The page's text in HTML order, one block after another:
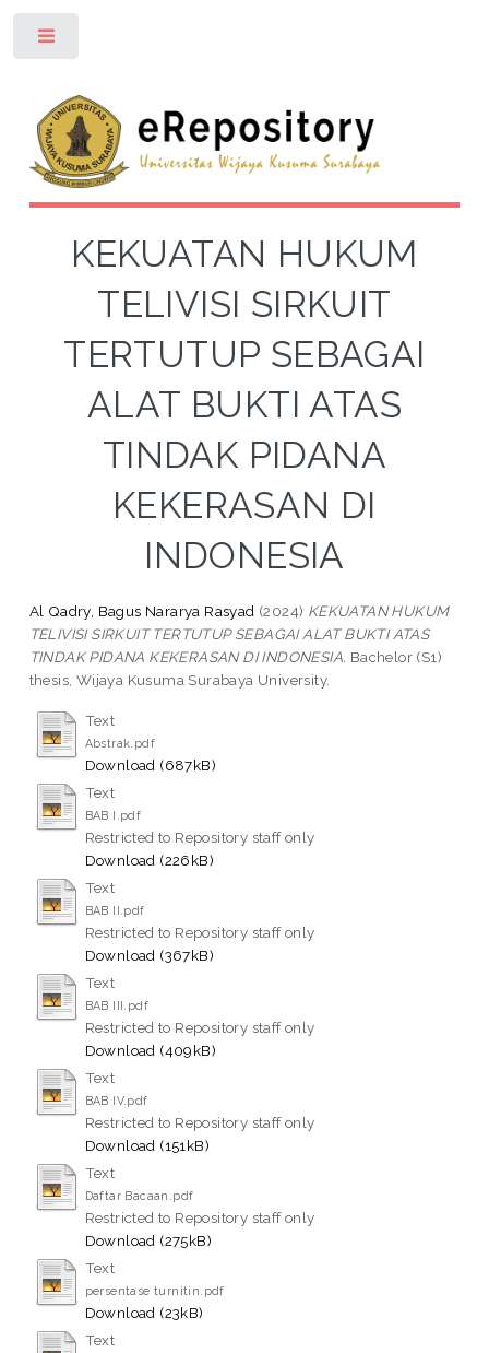
KEKUATAN HUKUM
TELIVISI SIRKUIT
TERTUTUP SEBAGAI
ALAT BUKTI ATAS
TINDAK PIDANA
KEKERASAN DI
INDONESIA
Al Qadry, Bagus Nararya Rasyad (2024) KEKUATAN HUKUM
TELIVISI SIRKUIT TERTUTUP SEBAGAI ALAT BUKTI ATAS
TINDAK PIDANA KEKERASAN DI INDONESIA. Bachelor (S1)
thesis, Wijaya Kusuma Surabaya University.
Text
Abstrak.pdf
Download (687kB)
Text
BAB I.pdf
Restricted to Repository staff only
Download (226kB)
Text
BAB II.pdf
Restricted to Repository staff only
Download (367kB)
Text
BAB III.pdf
Restricted to Repository staff only
Download (409kB)
Text
BAB IV.pdf
Restricted to Repository staff only
Download (151kB)
Text
Daftar Bacaan.pdf
Restricted to Repository staff only
Download (275kB)
Text
persentase turnitin.pdf
Download (23kB)
Text